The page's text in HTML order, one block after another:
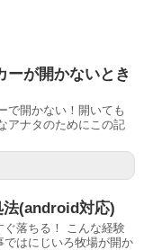
ーが開かないとき
で開かない！開いても
アナタのためにこの記
法(android対応)
ぐ落ちる！ こんな経験
はにじいろ牧場が開か